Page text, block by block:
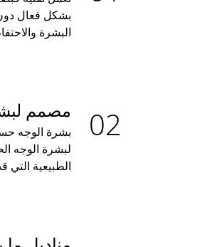
بشكل فعال
البشرة
مصمم
لبشرة الوجه
الطبيعية